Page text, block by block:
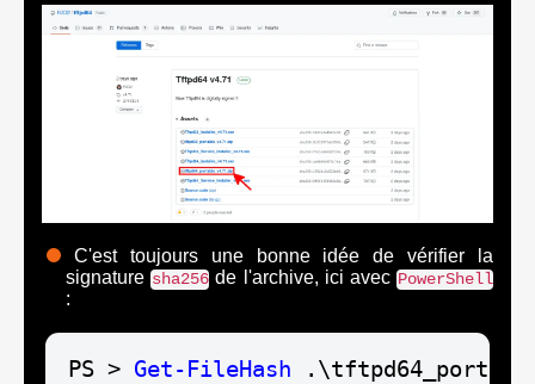
C'est toujours une bonne idée de vérifier la
signaturesha256 de l'archive, ici avecPowerShell
:
PS > Get-FileHash